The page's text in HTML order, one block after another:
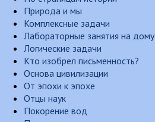
Природа и мы
Комплексные задачи
Лабораторные занятия на дому
Логические задачи
Кто изобрел письменность?
Основа цивилизации
От эпохи к эпохе
Отцы наук
Покорение вод